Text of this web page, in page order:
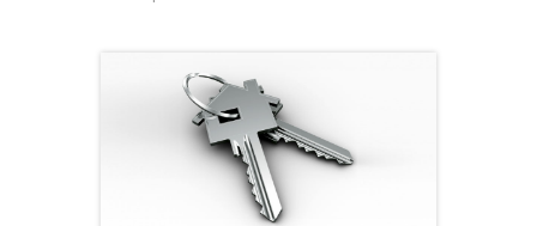
CHRONIQUE